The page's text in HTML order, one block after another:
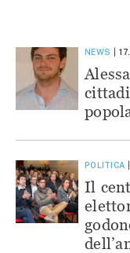
NEWS
POLITICA
Il